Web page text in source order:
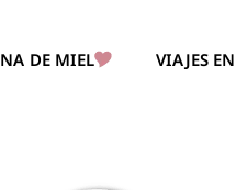
DE MIEL VIAJES